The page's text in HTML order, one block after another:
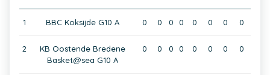
1 BBC Koksijde G10 A 0 0 0 0 0 0 0 0
2
KB Oostende Bredene
Basket@sea G10 A
0 0 0 0 0 0 0 0